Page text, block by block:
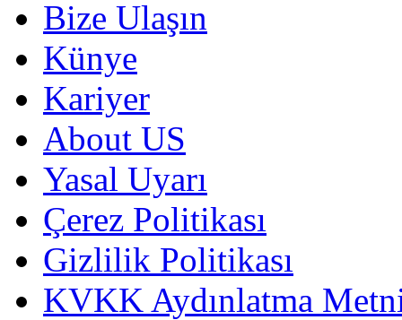
Bize Ulaşın
Künye
Kariyer
About US
Yasal Uyarı
Çerez Politikası
Gizlilik Politikası
KVKK Aydınlatma